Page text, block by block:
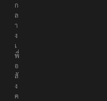
ก
ล
า
ง
เ
พื่
อ
สั
ง
ค